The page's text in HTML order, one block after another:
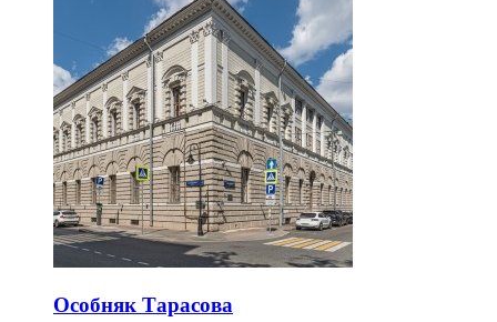
Особняк Тарасова